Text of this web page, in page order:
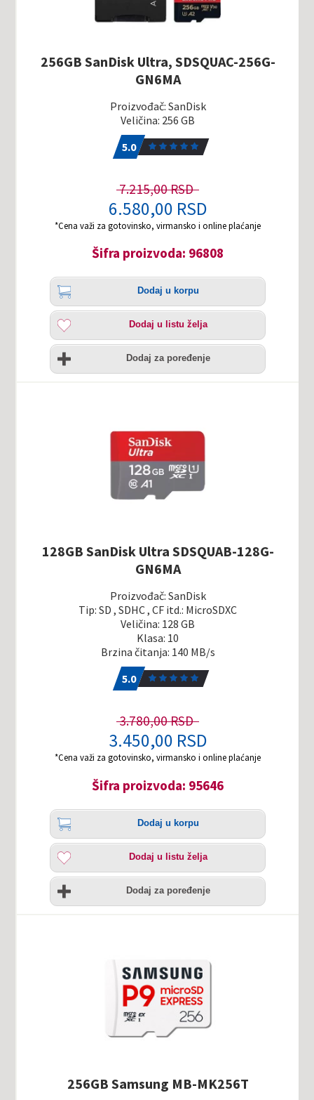
256GB SanDisk Ultra, SDSQUAC-256G-
GN6MA
Proizvođač: SanDisk
Veličina: 256 GB
5.0
7.215,00 RSD
6.580,00 RSD
*Cena važi za gotovinsko, virmansko i online plaćanje
Šifra proizvoda: 96808
Količina
Dodaj
korpu
Dodaj u korpu
Dodaj
listu
želja
Dodaj u listu želja
Uporedi
Dodaj za poređenje
128GB SanDisk Ultra SDSQUAB-128G-
GN6MA
Proizvođač: SanDisk
Tip: SD , SDHC , CF itd.: MicroSDXC
Veličina: 128 GB
Klasa: 10
Brzina čitanja: 140 MB/s
5.0
3.780,00 RSD
3.450,00 RSD
*Cena važi za gotovinsko, virmansko i online plaćanje
Šifra proizvoda: 95646
Količina
Dodaj
korpu
Dodaj u korpu
Dodaj
listu
želja
Dodaj u listu želja
Uporedi
Dodaj za poređenje
256GB Samsung MB-MK256T